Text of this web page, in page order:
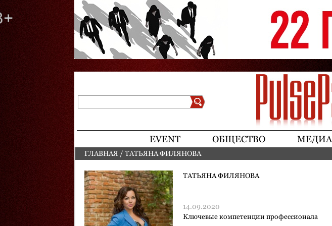
EVENT ОБЩЕСТВО МЕДИА
ВЫ ЗДЕСЬ
ГЛАВНАЯ / ТАТЬЯНА ФИЛЯНОВА
ТАТЬЯНА ФИЛЯНОВА
14.09.2020
Ключевые компетенции профессионала